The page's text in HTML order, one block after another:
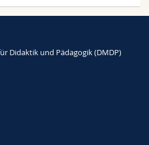
Didaktik und Pädagogik (DMDP)